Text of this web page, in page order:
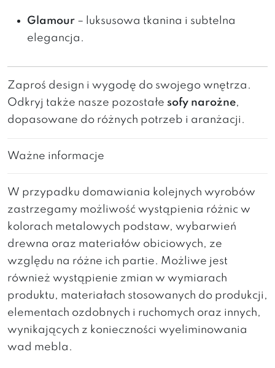
Glamour – luksusowa tkanina i subtelna
elegancja.
Zaproś design i wygodę do swojego wnętrza.
Odkryj także nasze pozostałe sofy narożne,
dopasowane do różnych potrzeb i aranżacji.
Ważne informacje
W przypadku domawiania kolejnych wyrobów
zastrzegamy możliwość wystąpienia różnic w
kolorach metalowych podstaw, wybarwień
drewna oraz materiałów obiciowych, ze
względu na różne ich partie. Możliwe jest
również wystąpienie zmian w wymiarach
produktu, materiałach stosowanych do produkcji,
elementach ozdobnych i ruchomych oraz innych,
wynikających z konieczności wyeliminowania
wad mebla.